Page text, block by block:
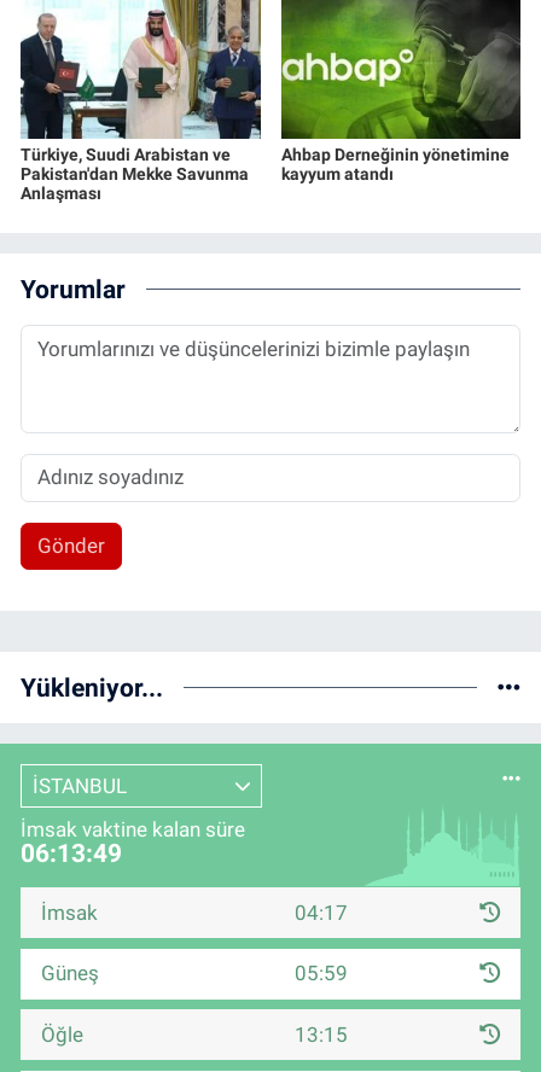
Türkiye, Suudi Arabistan ve
Pakistan'dan Mekke Savunma
Anlaşması
Ahbap Derneğinin yönetimine
kayyum atandı
Yorumlar
Gönder
Yükleniyor...
İSTANBUL
İmsak vaktine kalan süre
06:13:48
İmsak 04:17
Güneş 05:59
Öğle 13:15